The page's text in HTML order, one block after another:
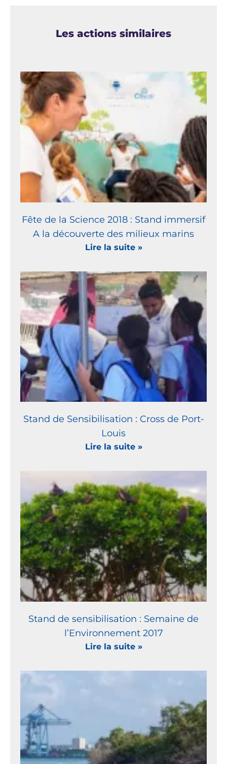
Les actions similaires
Fête de la Science 2018 : Stand immersif
A la découverte des milieux marins
Lire la suite »
Stand de Sensibilisation : Cross de Port-
Louis
Lire la suite »
Stand de sensibilisation : Semaine de
l’Environnement 2017
Lire la suite »